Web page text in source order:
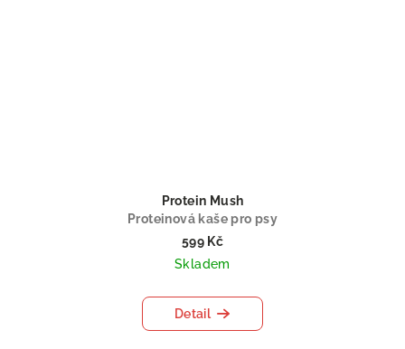
Protein Mush
Proteinová kaše pro psy
599 Kč
Skladem
Detail